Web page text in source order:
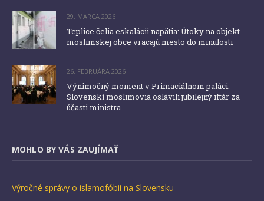
29. MARCA 2026
Teplice čelia eskalácii napätia: Útoky na objekt
moslimskej obce vracajú mesto do minulosti
26. FEBRUÁRA 2026
Výnimočný moment v Primaciálnom paláci:
Slovenskí moslimovia oslávili jubilejný iftár za
účasti ministra
MOHLO BY VÁS ZAUJÍMAŤ
Výročné správy o islamofóbii na Slovensku